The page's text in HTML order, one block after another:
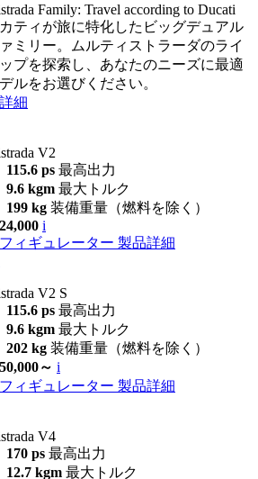
Family: Travel according to Ducati
カティが旅に特化したビッグデュアル
ミリー。ムルティストラーダのライ
プを探索し、あなたのニーズに最適
ルをお選びください。
細
V2
115.6 ps 最高出力
9.6 kgm 最大トルク
199 kg 装備重量（燃料を除く）
i
ィギュレーター 製品詳細
V2 S
115.6 ps 最高出力
9.6 kgm 最大トルク
202 kg 装備重量（燃料を除く）
～ i
ィギュレーター 製品詳細
V4
170 ps 最高出力
12.7 kgm 最大トルク